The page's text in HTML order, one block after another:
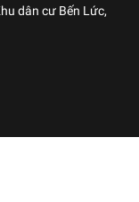
dân cư Bến Lức,